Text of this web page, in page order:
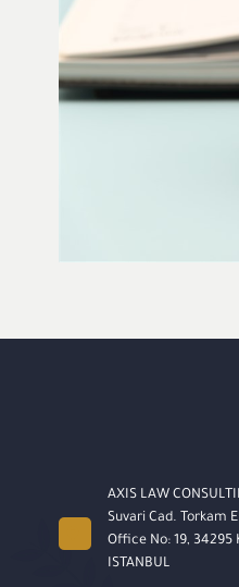
AXIS LAW
Suvari Cad. Torkam
Office No: 19, 34295
ISTANBUL